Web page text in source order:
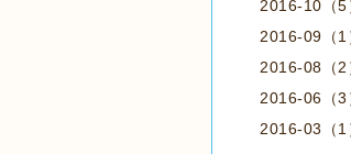
2016-10（5
2016-09（1
2016-08（2
2016-06（3
2016-03（1